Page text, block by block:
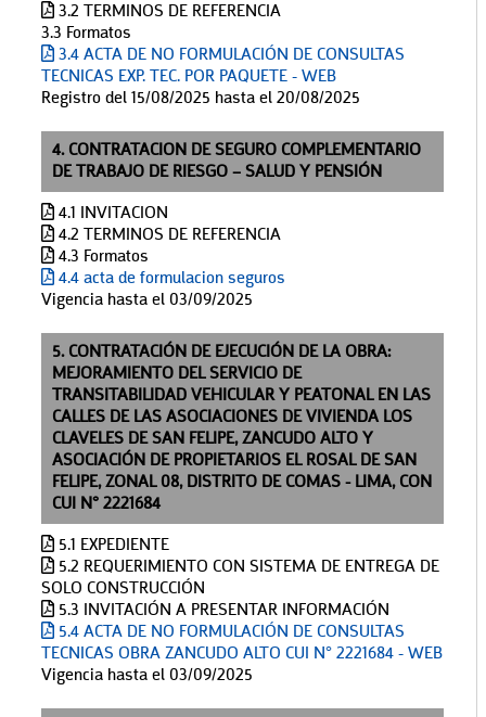
3.2 TERMINOS DE REFERENCIA
3.3 Formatos
3.4 ACTA DE NO FORMULACIÓN DE CONSULTAS
TECNICAS EXP. TEC. POR PAQUETE - WEB
Registro del 15/08/2025 hasta el 20/08/2025
4. CONTRATACION DE SEGURO COMPLEMENTARIO
DE TRABAJO DE RIESGO – SALUD Y PENSIÓN
4.1 INVITACION
4.2 TERMINOS DE REFERENCIA
4.3 Formatos
4.4 acta de formulacion seguros
Vigencia hasta el 03/09/2025
5. CONTRATACIÓN DE EJECUCIÓN DE LA OBRA:
MEJORAMIENTO DEL SERVICIO DE
TRANSITABILIDAD VEHICULAR Y PEATONAL EN LAS
CALLES DE LAS ASOCIACIONES DE VIVIENDA LOS
CLAVELES DE SAN FELIPE, ZANCUDO ALTO Y
ASOCIACIÓN DE PROPIETARIOS EL ROSAL DE SAN
FELIPE, ZONAL 08, DISTRITO DE COMAS - LIMA, CON
CUI N° 2221684
5.1 EXPEDIENTE
5.2 REQUERIMIENTO CON SISTEMA DE ENTREGA DE
SOLO CONSTRUCCIÓN
5.3 INVITACIÓN A PRESENTAR INFORMACIÓN
5.4 ACTA DE NO FORMULACIÓN DE CONSULTAS
TECNICAS OBRA ZANCUDO ALTO CUI N° 2221684 - WEB
Vigencia hasta el 03/09/2025